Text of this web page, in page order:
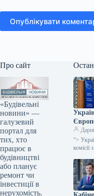
Опублікувати
Про сайт
«Будівельні
новини» —
галузевий
портал для
тих, хто
працює в
будівництві
або планує
ремонт чи
інвестиції в
нерухомість.
“>
комісії